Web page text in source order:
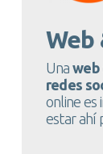
Web
Unaweb
redes
online es
estar ahí